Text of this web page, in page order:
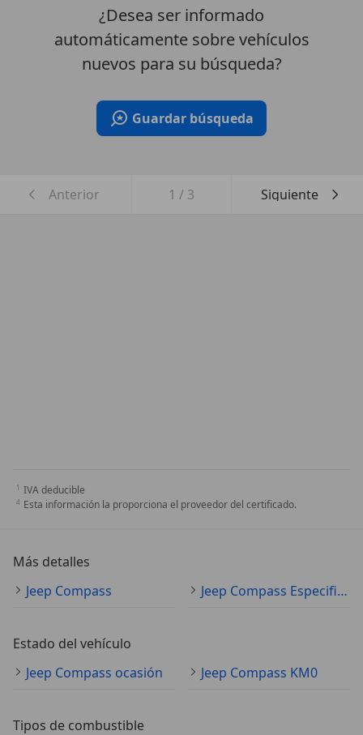
¿Desea ser informado
automáticamente sobre vehículos
nuevos para su búsqueda?
Guardar búsqueda
Anterior 1 / 3 Siguiente
IVA deducible
Esta información la proporciona el proveedor del certificado.
Más detalles
Jeep Compass
Jeep Compass Especificaciones técnicas
Estado del vehículo
Jeep Compass ocasión
Jeep Compass KM0
Tipos de combustible